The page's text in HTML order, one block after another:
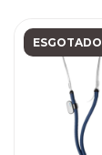
ESGOTADO